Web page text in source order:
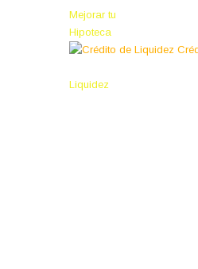
Mejorar tu
Hipoteca
Liquidez